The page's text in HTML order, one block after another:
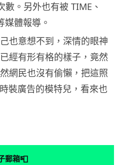
。另外也有被 TIME、
體報導。
也意想不到，深情的眼神
經有形有格的樣子，竟然
網民也沒有偷懶，把這照
裝廣告的模特兒，看來也
郵箱📮